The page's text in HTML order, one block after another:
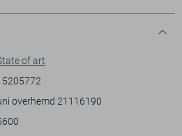
wanneer je een lichte, maar toch
of Art overhemd maakt het perfect
het met een nette broek voor
denim geeft een subtiele, maar
als tijdens een vrije dag
of art
overhemd 21116190